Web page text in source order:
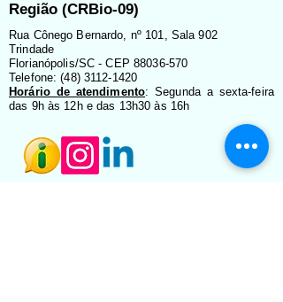
Região (CRBio-09)
Rua Cônego Bernardo, nº 101, Sala 902
Trindade
Florianópolis/SC - CEP 88036-570
Telefone: (48) 3112-1420
Horário de atendimento: Segunda a sexta-feira
das 9h às 12h e das 13h30 às 16h